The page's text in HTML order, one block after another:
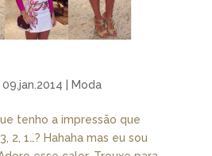
09.jan.2014 Moda
tenho a impressão que
2, 1…? Hahaha mas eu sou